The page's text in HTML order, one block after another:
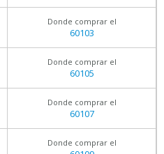
Donde comprar el
60103
Donde comprar el
60105
Donde comprar el
60107
Donde comprar el